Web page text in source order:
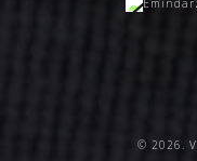
© 2026.